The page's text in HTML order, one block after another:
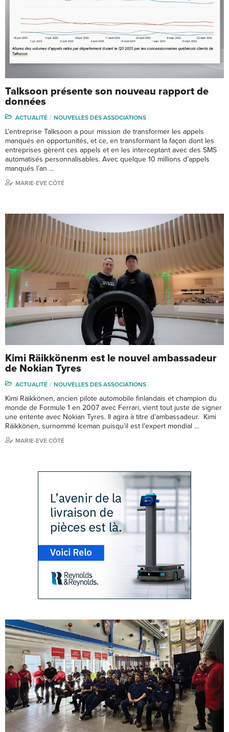
Talksoon présente son nouveau rapport de
données
ACTUALITÉ NOUVELLES DES ASSOCIATIONS
L’entreprise Talksoon a pour mission de transformer les appels
manqués en opportunités, et ce, en transformant la façon dont les
entreprises gèrent ces appels et en les interceptant avec des SMS
automatisés personnalisables. Avec quelque 10 millions d’appels
manqués l’an …
MARIE-EVE CÔTÉ
Kimi Räikkönenm est le nouvel ambassadeur
de Nokian Tyres
ACTUALITÉ NOUVELLES DES ASSOCIATIONS
Kimi Räikkönen, ancien pilote automobile finlandais et champion du
monde de Formule 1 en 2007 avec Ferrari, vient tout juste de signer
une entente avec Nokian Tyres. Il agira à titre d’ambassadeur. Kimi
Räikkönen, surnommé Iceman puisqu’il est l’expert mondial …
MARIE-EVE CÔTÉ